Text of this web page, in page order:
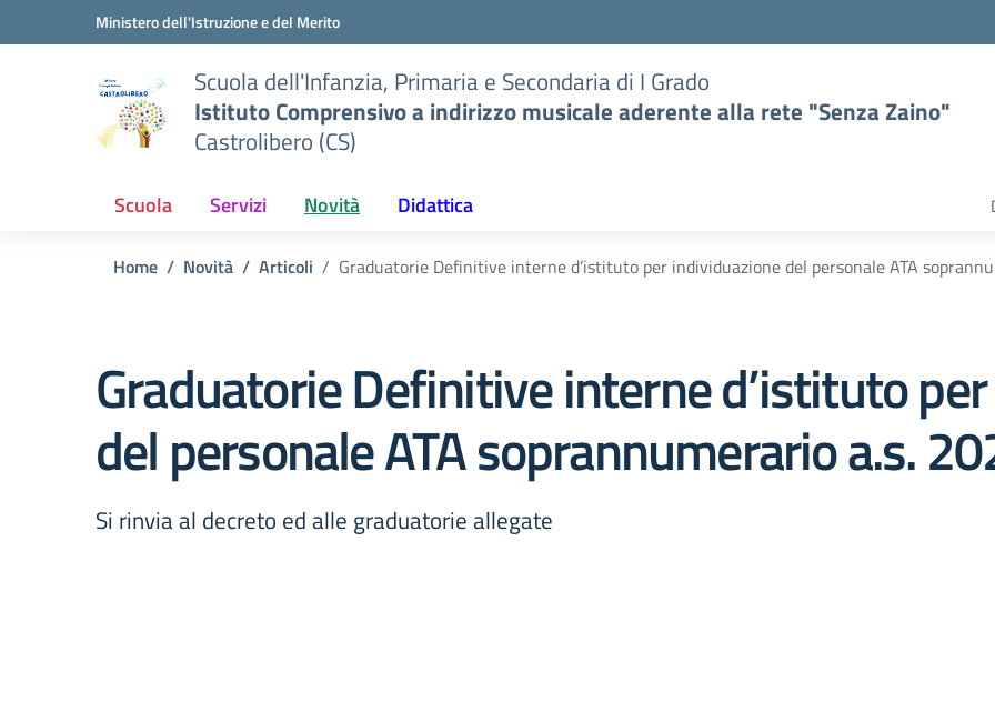
Vai ai contenuti
Vai al menu di navigazioneMinistero dell'Istruzione e del Merito
Scuola dell'Infanzia, Primaria e Secondaria di I Grado
Istituto Comprensivo a indirizzo musicale aderente alla rete "Senza Zaino"
Castrolibero (CS)
Scuola Servizi Novità Didattica
Home Novità Articoli Graduatorie Definitive interne d’istituto per individuazione del personale ATA
Graduatorie Definitive interne d’istituto
del personale ATA soprannumerario a.s.
Si rinvia al decreto ed alle graduatorie allegate